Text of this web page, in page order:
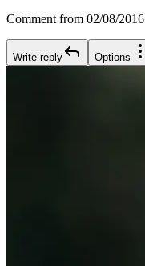
Comment from 02/08/2016
Write reply Options